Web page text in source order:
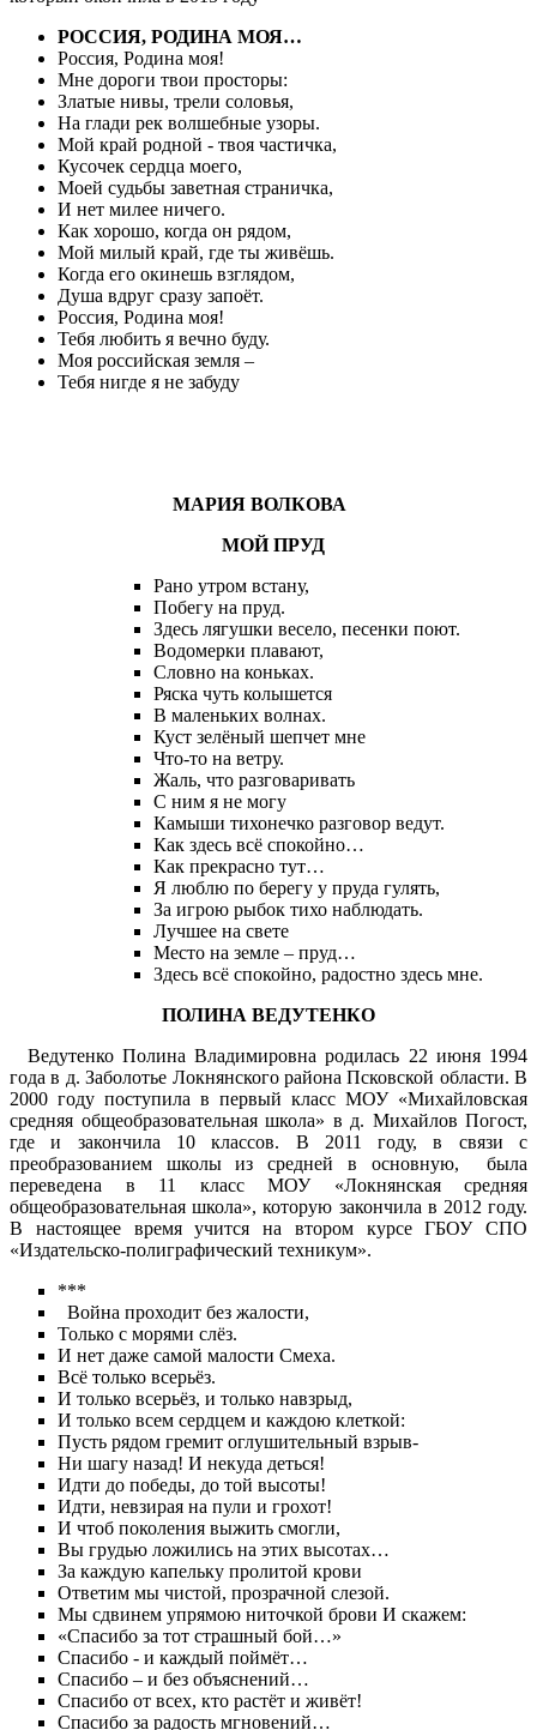
РОССИЯ, РОДИНА МОЯ…
Россия, Родина моя!
Мне дороги твои просторы:
Златые нивы, трели соловья,
На глади рек волшебные узоры.
Мой край родной - твоя частичка,
Кусочек сердца моего,
Моей судьбы заветная страничка,
И нет милее ничего.
Как хорошо, когда он рядом,
Мой милый край, где ты живёшь.
Когда его окинешь взглядом,
Душа вдруг сразу запоёт.
Россия, Родина моя!
Тебя любить я вечно буду.
Моя российская земля –
Тебя нигде я не забуду
МАРИЯ ВОЛКОВА
МОЙ ПРУД
Рано утром встану,
Побегу на пруд.
Здесь лягушки весело, песенки поют.
Водомерки плавают,
Словно на коньках.
Ряска чуть колышется
В маленьких волнах.
Куст зелёный шепчет мне
Что-то на ветру.
Жаль, что разговаривать
С ним я не могу
Камыши тихонечко разговор ведут.
Как здесь всё спокойно…
Как прекрасно тут…
Я люблю по берегу у пруда гулять,
За игрою рыбок тихо наблюдать.
Лучшее на свете
Место на земле – пруд…
Здесь всё спокойно, радостно здесь мне.
ПОЛИНА ВЕДУТЕНКО
Ведутенко Полина Владимировна родилась 22 июня 1994
года в д. Заболотье Локнянского района Псковской области. В
2000 году поступила в первый класс МОУ «Михайловская
средняя общеобразовательная школа» в д. Михайлов Погост,
где и закончила 10 классов. В 2011 году, в связи с
преобразованием школы из средней в основную, была
переведена в 11 класс МОУ «Локнянская средняя
общеобразовательная школа», которую закончила в 2012 году.
В настоящее время учится на втором курсе ГБОУ СПО
«Издательско-полиграфический техникум».
***
Война проходит без жалости,
Только с морями слёз.
И нет даже самой малости Смеха.
Всё только всерьёз.
И только всерьёз, и только навзрыд,
И только всем сердцем и каждою клеткой:
Пусть рядом гремит оглушительный взрыв-
Ни шагу назад! И некуда деться!
Идти до победы, до той высоты!
Идти, невзирая на пули и грохот!
И чтоб поколения выжить смогли,
Вы грудью ложились на этих высотах…
За каждую капельку пролитой крови
Ответим мы чистой, прозрачной слезой.
Мы сдвинем упрямою ниточкой брови И скажем:
«Спасибо за тот страшный бой…»
Спасибо - и каждый поймёт…
Спасибо – и без объяснений…
Спасибо от всех, кто растёт и живёт!
Спасибо за радость мгновений…